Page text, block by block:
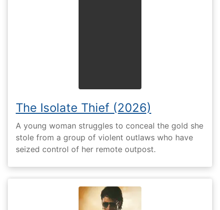
The Isolate Thief (2026)
A young woman struggles to conceal the gold she
stole from a group of violent outlaws who have
seized control of her remote outpost.